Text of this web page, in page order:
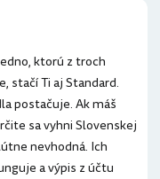
ktorú z troch
stačí Ti aj Standard.
postačuje. Ak máš
sa vyhni Slovenskej
nevhodná. Ich
a výpis z účtu